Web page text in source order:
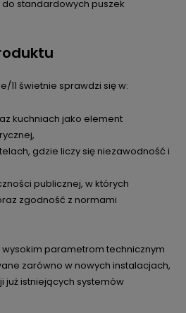
standardowych puszek
11 świetnie sprawdzi się w:
kuchniach jako element
gdzie liczy się niezawodność i
publicznej, w których
zgodność z normami
wysokim parametrom technicznym
zarówno w nowych instalacjach,
już istniejących systemów